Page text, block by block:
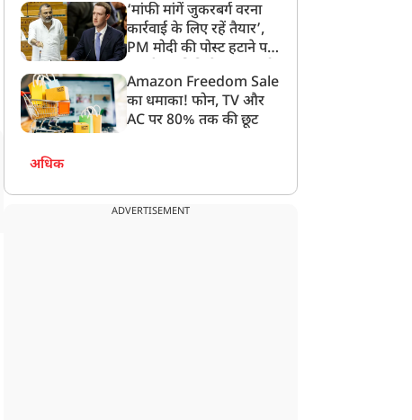
‘मांफी मांगें जुकरबर्ग वरना
कार्रवाई के लिए रहें तैयार’,
PM मोदी की पोस्ट हटाने पर
लगाई फटकार
Amazon Freedom Sale
का धमाका! फोन, TV और
AC पर 80% तक की छूट
अधिक
ADVERTISEMENT